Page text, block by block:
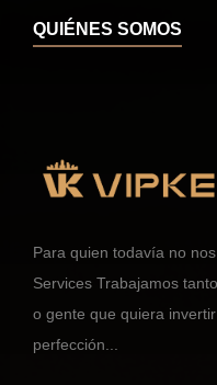
QUIÉNES SOMOS
Para quien todavía no
Services Trabajamos
o gente que quiera
perfección...